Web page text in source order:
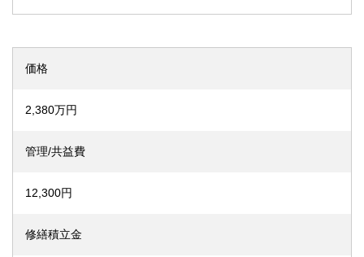
価格
2,380万円
管理/共益費
12,300円
修繕積立金